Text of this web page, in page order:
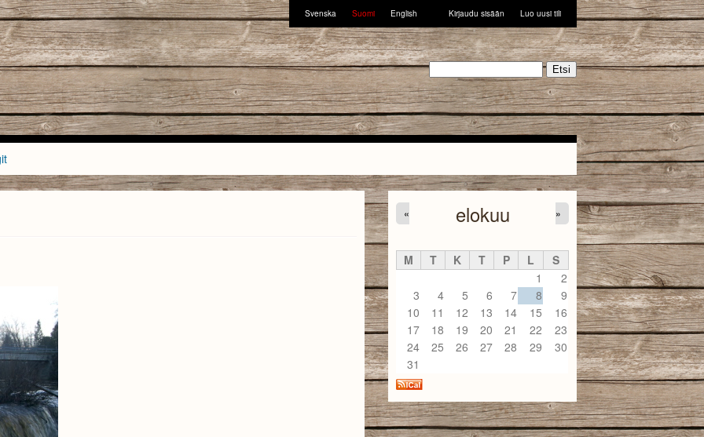
Svenska Suomi English Kirjaudu sisään Luo uusi tili
elokuu
« »
M T K T P L
S
1
2
3
4 5 6 7 8
9
10
11 12 13 14 15
16
17
18 19 20 21 22
23
24
25 26 27 28 29
30
31